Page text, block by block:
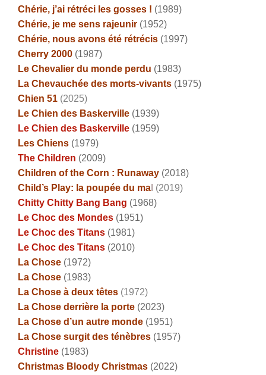
Chérie, j’ai rétréci les gosses ! (1989)
Chérie, je me sens rajeunir (1952)
Chérie, nous avons été rétrécis (1997)
Cherry 2000 (1987)
Le Chevalier du monde perdu (1983)
La Chevauchée des morts-vivants (1975)
Chien 51 (2025)
Le Chien des Baskerville (1939)
Le Chien des Baskerville (1959)
Les Chiens (1979)
The Children (2009)
Children of the Corn : Runaway (2018)
Child’s Play: la poupée du ma (2019)
Chitty Chitty Bang Bang (1968)
Le Choc des Mondes (1951)
Le Choc des Titans (1981)
Le Choc des Titans (2010)
La Chose (1972)
La Chose (1983)
La Chose à deux têtes (1972)
La Chose derrière la porte (2023)
La Chose d’un autre monde (1951)
La Chose surgit des ténèbres (1957)
Christine (1983)
Christmas Bloody Christmas (2022)